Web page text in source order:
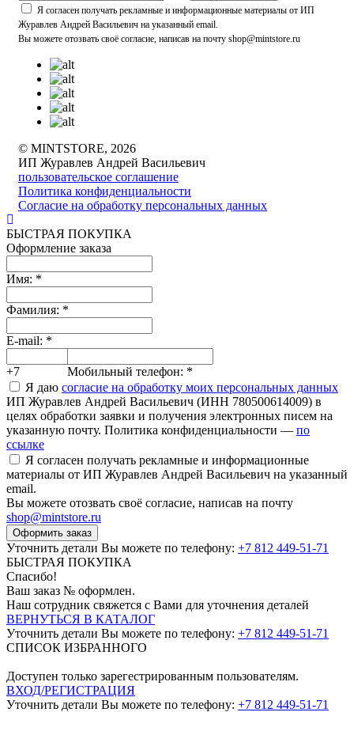
Я согласен получать рекламные и информационные материалы от ИП
Журавлев Андрей Васильевич на указанный email.
Вы можете отозвать своё согласие, написав на почту shop@mintstore.ru
© MINTSTORE, 2026
ИП Журавлев Андрей Васильевич
пользовательское соглашение
Политика конфиденциальности
Согласие на обработку персональных данных
БЫСТРАЯ ПОКУПКА
Оформление заказа
Имя: *
Фамилия: *
E-mail: *
+7 Мобильный телефон: *
Я даю согласие на обработку моих персональных данных
ИП Журавлев Андрей Васильевич (ИНН 780500614009) в
целях обработки заявки и получения электронных писем на
указанную почту. Политика конфиденциальности — по
ссылке
Я согласен получать рекламные и информационные
материалы от ИП Журавлев Андрей Васильевич на указанный
email.
Вы можете отозвать своё согласие, написав на почту
shop@mintstore.ru
Оформить заказ
Уточнить детали Вы можете по телефону: +7 812 449-51-71
БЫСТРАЯ ПОКУПКА
Спасибо!
Ваш заказ № оформлен.
Наш сотрудник свяжется с Вами для уточнения деталей
ВЕРНУТЬСЯ В КАТАЛОГ
Уточнить детали Вы можете по телефону: +7 812 449-51-71
СПИСОК ИЗБРАННОГО
Доступен только зарегестрированным пользователям.
ВХОД/РЕГИСТРАЦИЯ
Уточнить детали Вы можете по телефону: +7 812 449-51-71